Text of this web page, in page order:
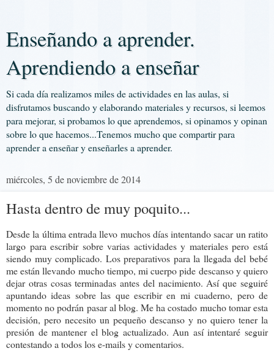
Enseñando a aprender.
Aprendiendo a enseñar
Si cada día realizamos miles de actividades en las aulas, si
disfrutamos buscando y elaborando materiales y recursos, si leemos
para mejorar, si probamos lo que aprendemos, si opinamos y opinan
sobre lo que hacemos...Tenemos mucho que compartir para
aprender a enseñar y enseñarles a aprender.
miércoles, 5 de noviembre de 2014
Hasta dentro de muy poquito...
Desde la última entrada llevo muchos días intentando sacar un ratito
largo para escribir sobre varias actividades y materiales pero está
siendo muy complicado. Los preparativos para la llegada del bebé
me están llevando mucho tiempo, mi cuerpo pide descanso y quiero
dejar otras cosas terminadas antes del nacimiento. Así que seguiré
apuntando ideas sobre las que escribir en mi cuaderno, pero de
momento no podrán pasar al blog. Me ha costado mucho tomar esta
decisión, pero necesito un pequeño descanso y no quiero tener la
presión de mantener el blog actualizado. Aun así intentaré seguir
contestando a todos los e-mails y comentarios.